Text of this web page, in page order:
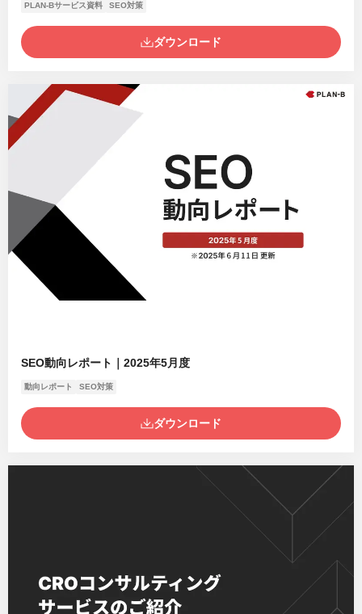
PLAN-Bサービス資料 SEO対策
ダウンロード
SEO動向レポート｜2025年5月度
動向レポート SEO対策
ダウンロード